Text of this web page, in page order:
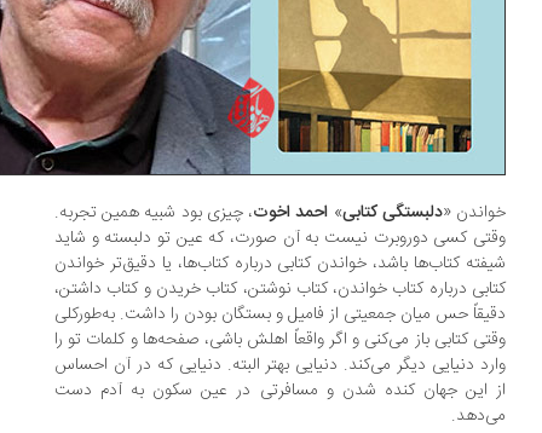
«دلبستگی‌ کتابی»احمد اخوت، چیزی بود شبیه همین تجربه.
کسی دوروبرت نیست به آن صورت، که عین تو دلبسته و شاید
کتاب‌ها باشد، خواندن کتابی درباره کتاب‌ها، یا دقیق‌تر خواندن
درباره کتاب خواندن، کتاب نوشتن، کتاب خریدن و کتاب داشتن،
حس میان جمعیتی از فامیل و بستگان بودن را داشت. به‌طورکلی
کتابی باز می‌کنی و اگر واقعاً اهلش باشی، صفحه‌ها و کلمات تو را
دنیایی دیگر می‌کند. دنیایی بهتر البته. دنیایی که در آن احساس
این جهان کنده شدن و مسافرتی در عین سکون به آدم دست